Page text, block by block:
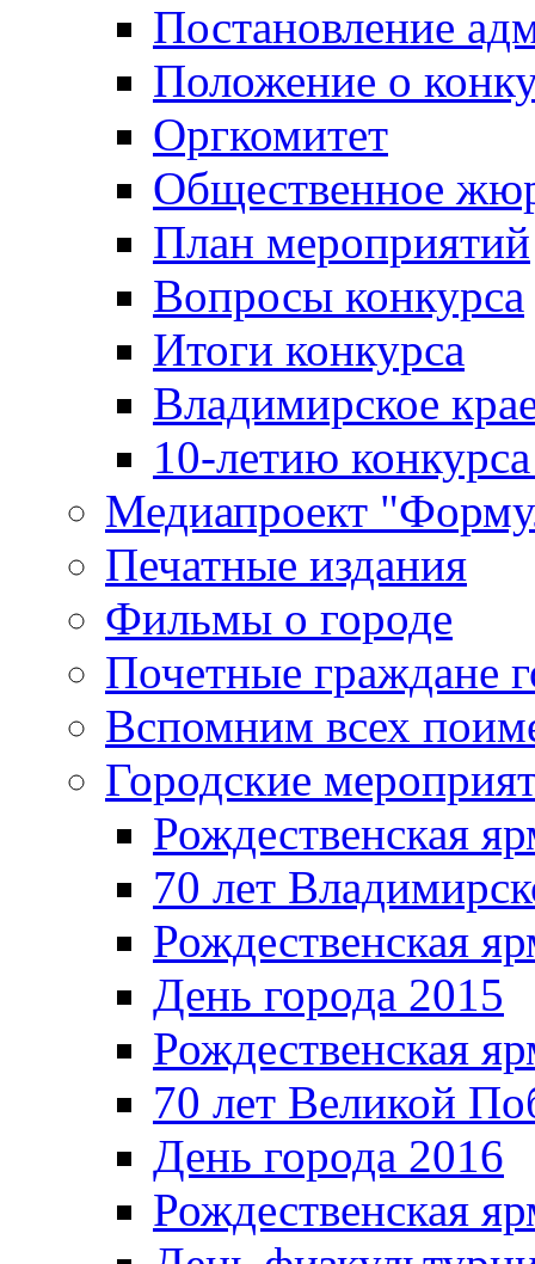
Постановление
Положение о
Оргкомитет
Общественное
План мероприятий
Вопросы конкурса
Итоги конкурса
Владимирское
10-летию
Медиапроект
Печатные издания
Фильмы о городе
Почетные граждане
Вспомним всех
Городские
Рождественская
70 лет
Рождественская
День города 2015
Рождественская
70 лет Великой
День города 2016
Рождественская